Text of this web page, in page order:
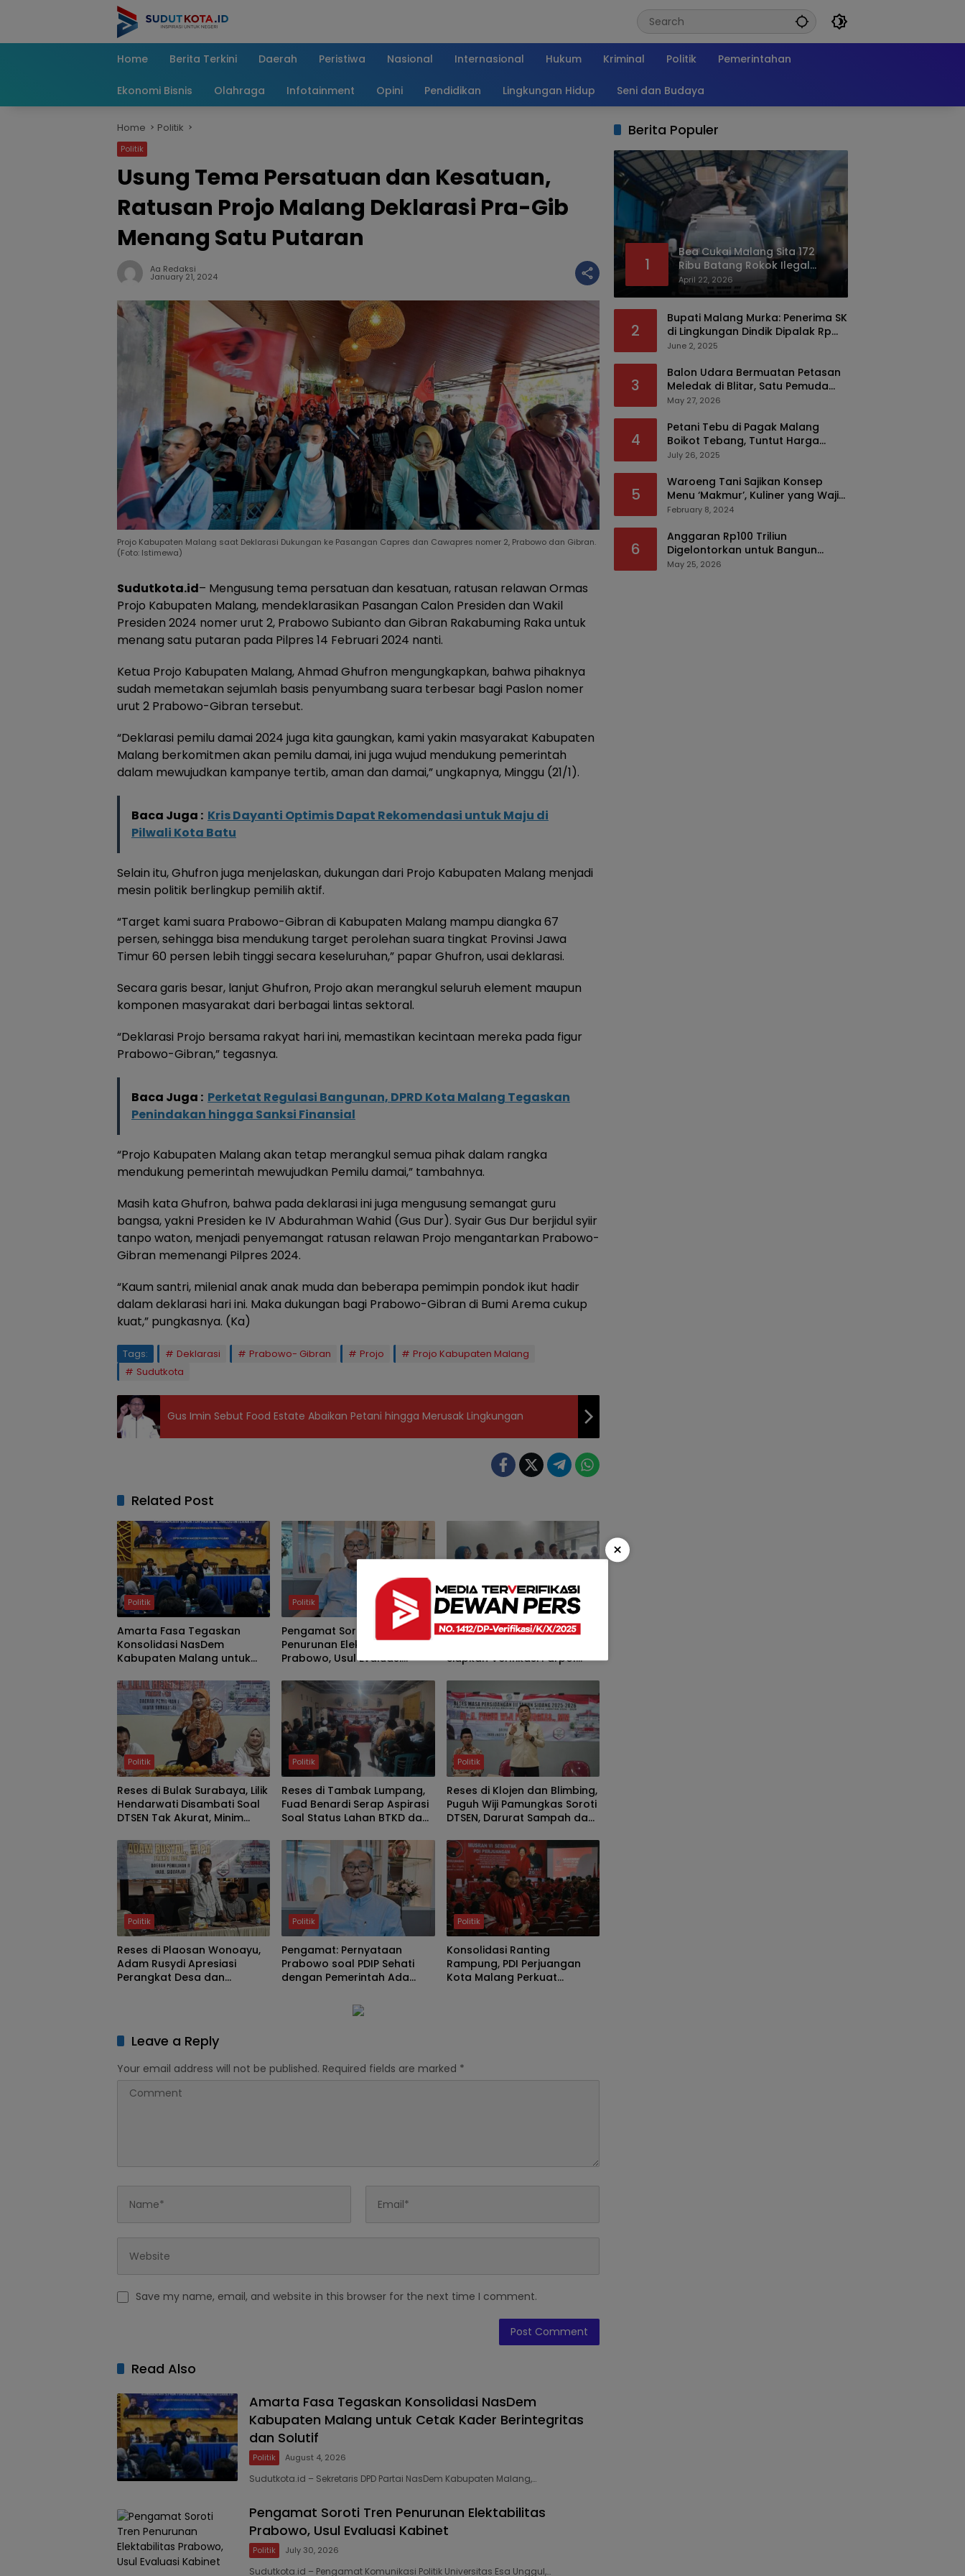
Home
Berita Terkini Daerah Peristiwa Nasional Internasional Hukum Kriminal Politik Pemerintahan
Ekonomi Bisnis Olahraga Infotainment Opini Pendidikan Lingkungan Hidup Seni dan Budaya
Home Politik
Politik
Usung Tema Persatuan dan Kesatuan,
Ratusan Projo Malang Deklarasi Pra-Gib
Menang Satu Putaran
Aa Redaksi
January 21, 2024
Projo Kabupaten Malang saat Deklarasi Dukungan ke Pasangan Capres dan Cawapres nomer 2, Prabowo dan Gibran.
(Foto: Istimewa)
Sudutkota.id– Mengusung tema persatuan dan kesatuan, ratusan relawan Ormas
Projo Kabupaten Malang, mendeklarasikan Pasangan Calon Presiden dan Wakil
Presiden 2024 nomer urut 2, Prabowo Subianto dan Gibran Rakabuming Raka untuk
menang satu putaran pada Pilpres 14 Februari 2024 nanti.
Ketua Projo Kabupaten Malang, Ahmad Ghufron mengungkapkan, bahwa pihaknya
sudah memetakan sejumlah basis penyumbang suara terbesar bagi Paslon nomer
urut 2 Prabowo-Gibran tersebut.
“Deklarasi pemilu damai 2024 juga kita gaungkan, kami yakin masyarakat Kabupaten
Malang berkomitmen akan pemilu damai, ini juga wujud mendukung pemerintah
dalam mewujudkan kampanye tertib, aman dan damai,” ungkapnya, Minggu (21/1).
Baca Juga : Kris Dayanti Optimis Dapat Rekomendasi untuk Maju di
Pilwali Kota Batu
Selain itu, Ghufron juga menjelaskan, dukungan dari Projo Kabupaten Malang menjadi
mesin politik berlingkup pemilih aktif.
“Target kami suara Prabowo-Gibran di Kabupaten Malang mampu diangka 67
persen, sehingga bisa mendukung target perolehan suara tingkat Provinsi Jawa
Timur 60 persen lebih tinggi secara keseluruhan,” papar Ghufron, usai deklarasi.
Secara garis besar, lanjut Ghufron, Projo akan merangkul seluruh element maupun
komponen masyarakat dari berbagai lintas sektoral.
“Deklarasi Projo bersama rakyat hari ini, memastikan kecintaan mereka pada figur
Prabowo-Gibran,” tegasnya.
Baca Juga : Perketat Regulasi Bangunan, DPRD Kota Malang Tegaskan
Penindakan hingga Sanksi Finansial
“Projo Kabupaten Malang akan tetap merangkul semua pihak dalam rangka
mendukung pemerintah mewujudkan Pemilu damai,” tambahnya.
Masih kata Ghufron, bahwa pada deklarasi ini juga mengusung semangat guru
bangsa, yakni Presiden ke IV Abdurahman Wahid (Gus Dur). Syair Gus Dur berjidul syiir
tanpo waton, menjadi penyemangat ratusan relawan Projo mengantarkan Prabowo-
Gibran memenangi Pilpres 2024.
“Kaum santri, milenial anak anak muda dan beberapa pemimpin pondok ikut hadir
dalam deklarasi hari ini. Maka dukungan bagi Prabowo-Gibran di Bumi Arema cukup
kuat,” pungkasnya. (Ka)
Tags: Deklarasi Prabowo- Gibran Projo
Projo Kabupaten Malang
Sudutkota
Gus Imin Sebut Food Estate Abaikan Petani hingga Merusak Lingkungan
Related Post
Politik
Amarta Fasa Tegaskan
Konsolidasi NasDem
Kabupaten Malang untuk
dan Solutif
Politik
Pengamat Soroti Tren
Penurunan Elektabilitas
Prabowo, Usul Evaluasi
Politik
Bawaslu Jember Roadshow
Siapkan Verifikasi Parpol
Politik
Reses di Bulak Surabaya, Lilik
Hendarwati Disambati Soal
DTSEN Tak Akurat, Minim
Legalitas UMKM
Politik
Reses di Tambak Lumpang,
Fuad Benardi Serap Aspirasi
Soal Status Lahan BTKD dan
Politik
Reses di Klojen dan Blimbing,
Puguh Wiji Pamungkas Soroti
DTSEN, Darurat Sampah dan
Malang
Politik
Reses di Plaosan Wonoayu,
Adam Rusydi Apresiasi
Perangkat Desa dan
Politik
Pengamat: Pernyataan
Prabowo soal PDIP Sehati
dengan Pemerintah Ada
Politik
Konsolidasi Ranting
Rampung, PDI Perjuangan
Kota Malang Perkuat
Leave a Reply
Your email address will not be published. Required fields are marked *
Save my name, email, and website in this browser for the next time I comment.
Read Also
Amarta Fasa Tegaskan Konsolidasi NasDem
Kabupaten Malang untuk Cetak Kader Berintegritas
dan Solutif
Politik August 4, 2026
Sudutkota.id – Sekretaris DPD Partai NasDem Kabupaten Malang,…
Pengamat Soroti Tren Penurunan Elektabilitas
Prabowo, Usul Evaluasi Kabinet
Politik July 30, 2026
Sudutkota.id – Pengamat Komunikasi Politik Universitas Esa Unggul,…
Berita Populer
1
Bea Cukai Malang Sita 172
Ribu Batang Rokok Ilegal
Bermodus Kemasan Sabun
April 22, 2026
2
Bupati Malang Murka: Penerima SK
di Lingkungan Dindik Dipalak Rp
150 Ribu Pakai Modus Tumpengan,
June 2, 2025
3
Balon Udara Bermuatan Petasan
Meledak di Blitar, Satu Pemuda
Tewas dan Dua Anak Luka Serius
May 27, 2026
4
Petani Tebu di Pagak Malang
Boikot Tebang, Tuntut Harga
yang Layak
July 26, 2025
5
Waroeng Tani Sajikan Konsep
Menu ‘Makmur’, Kuliner yang Wajib
Dikunjungi di Malang
February 8, 2024
6
Anggaran Rp100 Triliun
Digelontorkan untuk Bangun
Kembali Sumatra, Hunian Korban
May 25, 2026
×